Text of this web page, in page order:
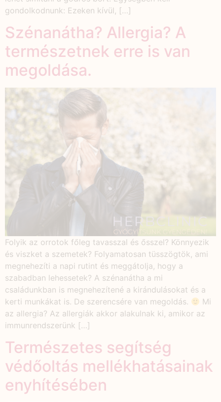
gondolkodnunk: Ezeken kívül, […]
Szénanátha? Allergia? A
természetnek erre is van
megoldása.
Folyik az orrotok főleg tavasszal és ősszel? Könnyezik
és viszket a szemetek? Folyamatosan tüsszögtök, ami
megnehezíti a napi rutint és meggátolja, hogy a
szabadban lehessetek? A szénanátha a mi
családunkban is megnehezítené a kirándulásokat és a
kerti munkákat is. De szerencsére van megoldás.
Mi
az allergia? Az allergiák akkor alakulnak ki, amikor az
immunrendszerünk […]
Természetes segítség
védőoltás mellékhatásainak
enyhítésében